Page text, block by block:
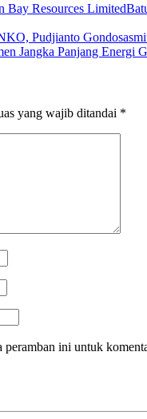
Bay Resources Limited
Pudjianto
Jangka Panjang Energi
yang wajib ditandai *
peramban ini untuk